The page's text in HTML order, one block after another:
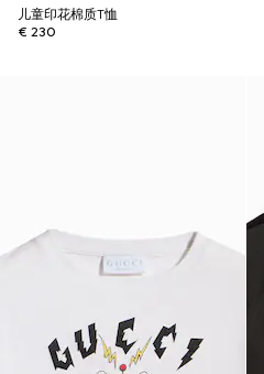
儿童印花棉质T恤
€ 230